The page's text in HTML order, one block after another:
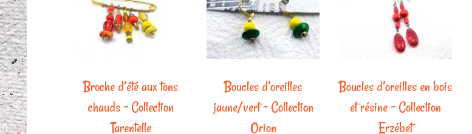
Broche d’été aux tons
chauds – Collection
Tarentelle
Boucles d’oreilles
jaune/vert – Collection
Orion
Boucles d’oreilles en bois
et résine – Collection
Erzébet